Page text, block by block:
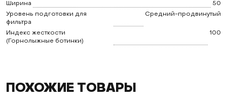
Ширина
50
Уровень подготовки для
фильтра
Средний-продвинутый
Индекс жесткости
(Горнолыжные ботинки)
100
ПОХОЖИЕ ТОВАРЫ